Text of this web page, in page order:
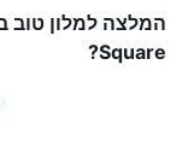
Square?